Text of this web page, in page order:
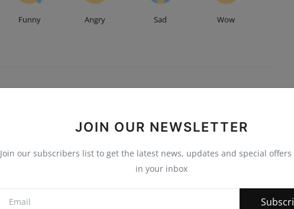
JOIN OUR NEWSLETTER
Join our subscribers list to get the latest news, updates and special
in your inbox
Funny Angry Sad Wow